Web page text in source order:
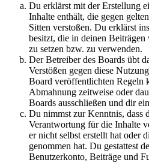
Du erklärst mit der Erstellung
Inhalte enthält, die gegen
Sitten verstoßen. Du erklärst
besitzt, die in deinen
zu setzen bzw. zu verwenden.
Der Betreiber des Boards übt
Verstößen gegen diese
Board veröffentlichten Regeln
Abmahnung zeitweise oder
Boards ausschließen und dir
Du nimmst zur Kenntnis, dass
Verantwortung für die Inhalte
er nicht selbst erstellt hat oder
genommen hat. Du gestattest
Benutzerkonto, Beiträge und